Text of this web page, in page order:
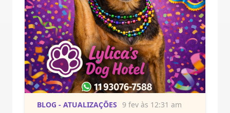
BLOG - ATUALIZAÇÕES 9 fev às 12:31 am